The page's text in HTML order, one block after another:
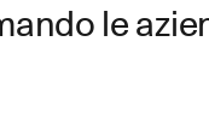
le